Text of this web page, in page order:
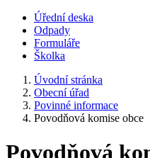
Úřední deska
Odpady
Formuláře
Školka
Úvodní stránka
Obecní úřad
Povinné informace
Povodňová komise obce
Povodňová